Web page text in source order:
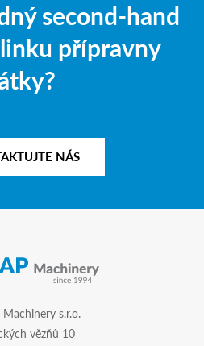
second-hand
přípravny
NÁS
Machinery s.r.o.
vězňů 10